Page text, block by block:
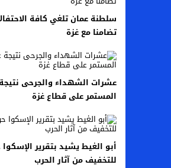
اخبار
عالم
اخبار
عالم الجريمة
عالم الجريمة –
مال و اعمال
سلطنة عمان تلغي كافة
تضامنا مع غزة
عشرات الشهداء والجرحى نتيجة
المستمر على قطاع غزة
أبو الغيط يشيد بتقرير
للتخفيف من آثار الحرب